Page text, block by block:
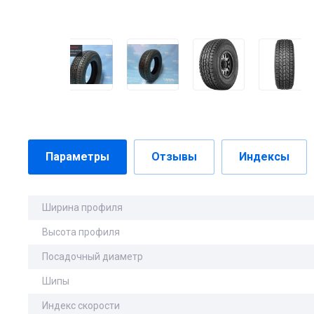
Параметры Отзывы Индексы
Ширина профиля
Высота профиля
Посадочный диаметр
Шипы
Индекс скорости